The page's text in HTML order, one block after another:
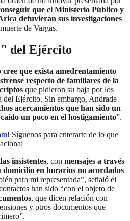
que el Ministerio Público y
detuvieran sus investigaciones
de Vargas.
del Ejército
cree que exista amedrentamiento
respecto de familiares de la
que pidieron su baja por los
del Ejército. Sin embargo, Andrade
acercamientos que han sido un
un poco en el hostigamiento”.
! Síguenos para enterarte de lo que
insistentes, con mensajes a través
domicilio en horarios no acordados
para mi representada”, señaló el
han sido “con el objeto de
, que dicen relación con
y otros documentos que